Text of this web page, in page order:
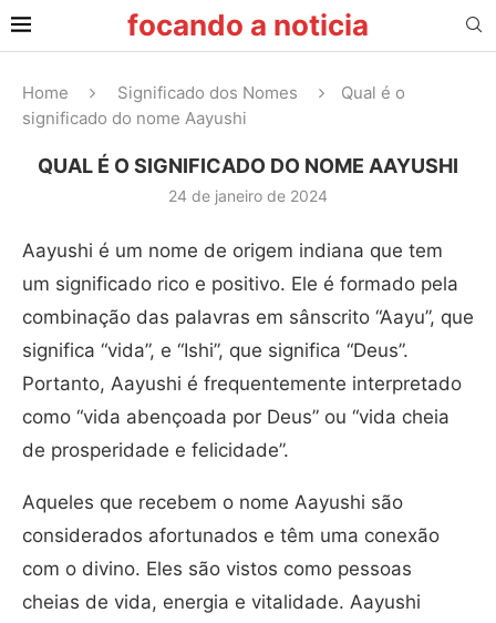
focando a noticia
Home Significado dos Nomes
Qual é o
significado do nome Aayushi
QUAL É O SIGNIFICADO DO NOME AAYUSHI
24 de janeiro de 2024
Aayushi é um nome de origem indiana que tem
um significado rico e positivo. Ele é formado pela
combinação das palavras em sânscrito “Aayu”, que
significa “vida”, e “Ishi”, que significa “Deus”.
Portanto, Aayushi é frequentemente interpretado
como “vida abençoada por Deus” ou “vida cheia
de prosperidade e felicidade”.
Aqueles que recebem o nome Aayushi são
considerados afortunados e têm uma conexão
com o divino. Eles são vistos como pessoas
cheias de vida, energia e vitalidade. Aayushi